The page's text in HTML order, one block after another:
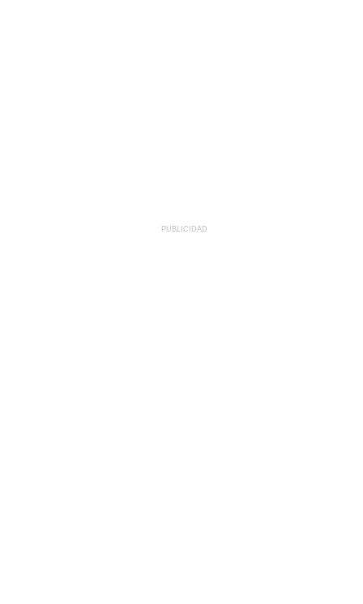
PUBLICIDAD